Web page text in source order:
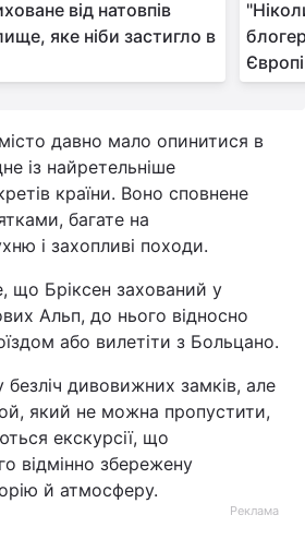
від натовпів
яке ніби застигло в
давно мало опинитися в
із найретельніше
країни. Воно сповнене
багате на
і захопливі походи.
що Бріксен захований у
Альп, до нього відносно
або вилетіти з Больцано.
безліч дивовижних замків, але
який не можна пропустити,
екскурсії, що
відмінно збережену
й атмосферу.
Реклама